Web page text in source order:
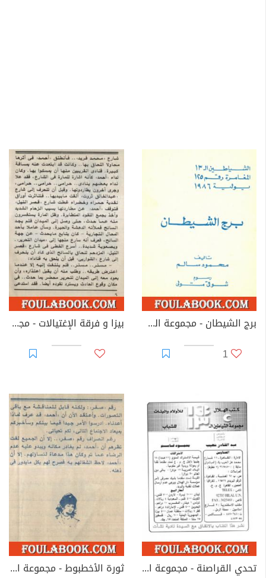
برج الشيطان - مجموعة الشياطين ال 13
1
بيزا و فرقة الإغتيالات - مجموعة الشياطين ال 13
تحدي القراصنة - مجموعة الشياطين ال 13 ثورة الأخطبوط - مجموعة الشياطين ال 13